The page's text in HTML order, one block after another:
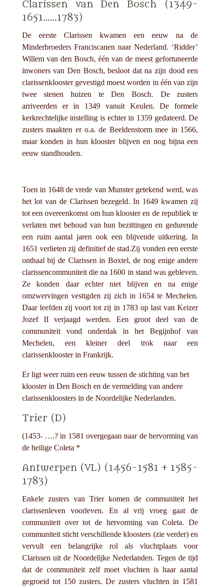
Clarissen van Den Bosch (1349-
1651……1783)
De eerste Clarissen kwamen een eeuw na de
Minderbroeders Franciscanen naar Nederland. ‘Ridder’
Willem van den Bosch, één van de meest gefortuneerde
inwoners van Den Bosch, besloot dat na zijn dood een
clarissenklooster gevestigd moest worden in één van zijn
twee stenen huizen te Den Bosch. De zusters
arriveerden er in 1349 vanuit Keulen. De formele
kerkrechtelijke instelling is echter in 1359 gedateerd. De
zusters maakten er o.a. de Beeldenstorm mee in 1566,
maar konden in hun klooster blijven en nog bijna een
eeuw standhouden.
Toen in 1648 de vrede van Munster getekend werd, was
het lot van de Clarissen bezegeld. In 1649 kwamen zij
tot een overeenkomst om hun klooster en de republiek te
verlaten met behoud van hun bezittingen en gedurende
een ruim aantal jaren ook een blijvende uitkering. In
1651 verlieten zij definitief de stad.Zij vonden een eerste
onthaal bij de Clarissen in Boxtel, de nog enige andere
clarissencommuniteit die na 1600 in stand was gebleven.
Ze konden daar echter niet blijven en na enige
omzwervingen vestigden zij zich in 1654 te Mechelen.
Daar leefden zij voort tot zij in 1783 op last van Keizer
Jozef II verjaagd werden. Een groot deel van de
communiteit vond onderdak in het Begijnhof van
Mechelen, een kleiner deel trok naar een
clarissenklooster in Frankrijk.
Er ligt weer ruim een eeuw tussen de stichting van het
klooster in Den Bosch en de vermelding van andere
clarissenkloosters in de Noordelijke Nederlanden.
Trier (D)
(1453- ….? in 1581 overgegaan naar de hervorming van
de heilige Coleta *
Antwerpen (VL) (1456-1581 + 1585-
1783)
Enkele zusters van Trier komen de communiteit het
clarissenleven voorleven. En al vrij vroeg gaat de
communiteit over tot de hervorming van Coleta. De
communiteit sticht verschillende kloosters (zie verder) en
vervult een belangrijke rol als vluchtplaats voor
Clarissen uit de Noordelijke Nederlanden. Tegen de tijd
dat de communiteit zelf moet vluchten is haar aantal
gegroeid tot 150 zusters. De zusters vluchten in 1581